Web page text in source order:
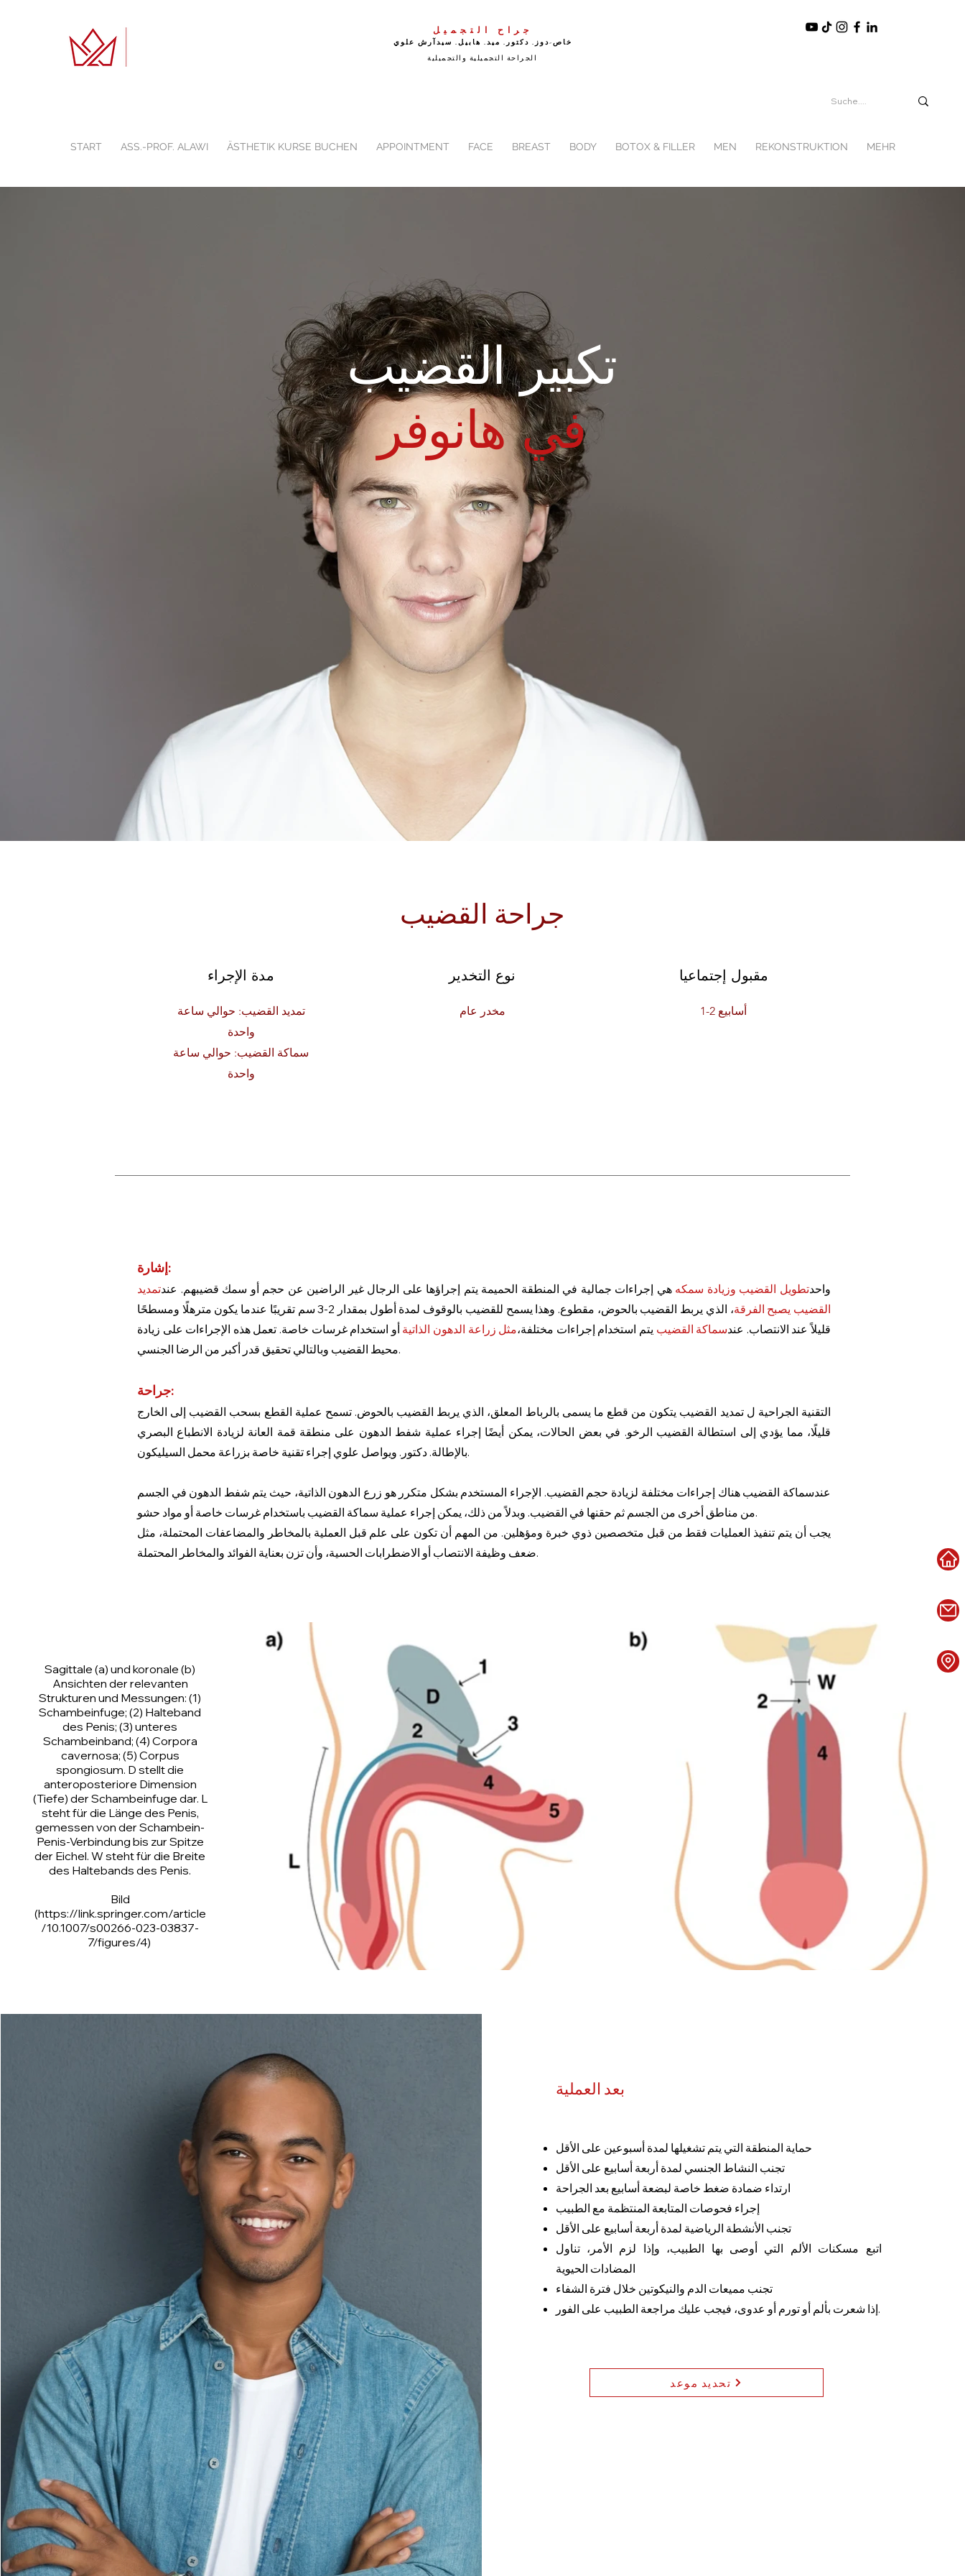
جراح التجميل
خاص-دوز. دكتور. ميد. هابيل. سيد آرش علوي
الجراحة التجميلية والتجميلية
START ASS.-PROF. ALAWI ÄSTHETIK KURSE BUCHEN APPOINTMENT FACE BREAST BODY BOTOX & FILLER MEN REKONSTRUKTION MEHR
تكبير القضيب
في هانوفر
جراحة القضيب
مدة الإجراء
تمديد القضيب: حوالي ساعة
واحدة
سماكة القضيب: حوالي ساعة
واحدة
نوع التخدير
مخدر عام
مقبول إجتماعيا
1-2 أسابيع
إشارة:
واحدتطويل القضيب وزيادة سمكه هي إجراءات جمالية في المنطقة الحميمة يتم إجراؤها على الرجال غير الراضين عن حجم أو سمك قضيبهم. عندتمديد
القضيب يصبح الفرقة
، الذي يربط القضيب بالحوض، مقطوع. وهذا يسمح للقضيب بالوقوف لمدة أطول بمقدار 2-3 سم تقريبًا عندما يكون مترهلًا ومسطحًا
قليلاً عند الانتصاب. عندسماكة القضيب يتم استخدام إجراءات مختلفة،مثل زراعة الدهون الذاتية أو استخدام غرسات خاصة. تعمل هذه الإجراءات على زيادة
محيط القضيب وبالتالي تحقيق قدر أكبر من الرضا الجنسي.
جراحة:
التقنية الجراحية ل تمديد القضيب يتكون من قطع ما يسمى بالرباط المعلق، الذي يربط القضيب بالحوض. تسمح عملية القطع بسحب القضيب إلى الخارج
قليلًا، مما يؤدي إلى استطالة القضيب الرخو. في بعض الحالات، يمكن أيضًا إجراء عملية شفط الدهون على منطقة قمة العانة لزيادة الانطباع البصري
بالإطالة. دكتور. ويواصل علوي إجراء تقنية خاصة بزراعة محمل السيليكون.
عندسماكة القضيب هناك إجراءات مختلفة لزيادة حجم القضيب. الإجراء المستخدم بشكل متكرر هو زرع الدهون الذاتية، حيث يتم شفط الدهون في الجسم
من مناطق أخرى من الجسم ثم حقنها في القضيب. وبدلاً من ذلك، يمكن إجراء عملية سماكة القضيب باستخدام غرسات خاصة أو مواد حشو.
يجب أن يتم تنفيذ العمليات فقط من قبل متخصصين ذوي خبرة ومؤهلين. من المهم أن تكون على علم قبل العملية بالمخاطر والمضاعفات المحتملة، مثل
ضعف وظيفة الانتصاب أو الاضطرابات الحسية، وأن تزن بعناية الفوائد والمخاطر المحتملة.
Sagittale (a) und koronale (b)
Ansichten der relevanten
Strukturen und Messungen: (1)
Schambeinfuge; (2) Halteband
des Penis; (3) unteres
Schambeinband; (4) Corpora
cavernosa; (5) Corpus
spongiosum. D stellt die
anteroposteriore Dimension
(Tiefe) der Schambeinfuge dar. L
steht für die Länge des Penis,
gemessen von der Schambein-
Penis-Verbindung bis zur Spitze
der Eichel. W steht für die Breite
des Haltebands des Penis.
Bild
(https://link.springer.com/article
/10.1007/s00266-023-03837-
7/figures/4)
بعد العملية
حماية المنطقة التي يتم تشغيلها لمدة أسبوعين على الأقل
تجنب النشاط الجنسي لمدة أربعة أسابيع على الأقل
ارتداء ضمادة ضغط خاصة لبضعة أسابيع بعد الجراحة
إجراء فحوصات المتابعة المنتظمة مع الطبيب
تجنب الأنشطة الرياضية لمدة أربعة أسابيع على الأقل
اتبع مسكنات الألم التي أوصى بها الطبيب، وإذا لزم الأمر، تناول
المضادات الحيوية
تجنب مميعات الدم والنيكوتين خلال فترة الشفاء
إذا شعرت بألم أو تورم أو عدوى، فيجب عليك مراجعة الطبيب على الفور.
تحديد موعد